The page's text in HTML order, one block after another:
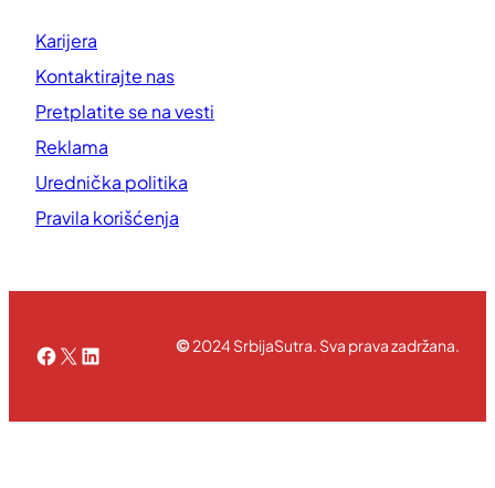
Karijera
Kontaktirajte nas
Pretplatite se na vesti
Reklama
Urednička politika
Pravila korišćenja
Facebook
X LinkedIn©2024 SrbijaSutra. Sva prava zadržana.